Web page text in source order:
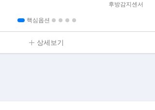
후방감지센서
핵심옵션
상세보기